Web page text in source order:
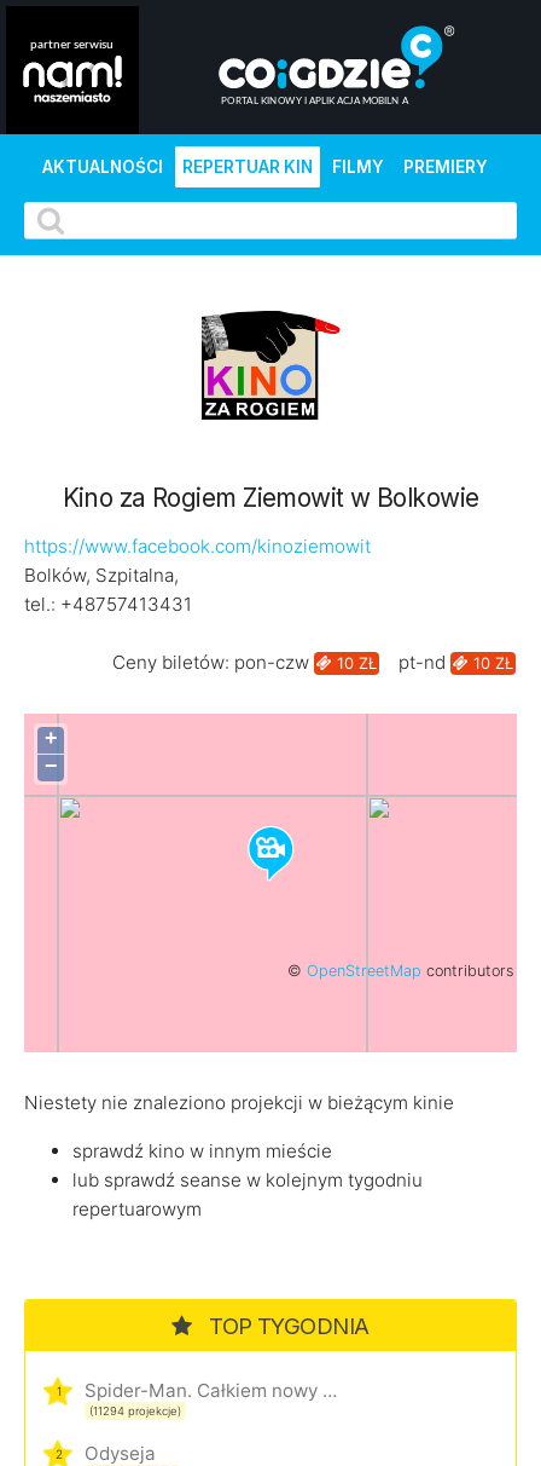
AKTUALNOŚCI REPERTUAR KIN FILMY PREMIERY
Kino za Rogiem Ziemowit w Bolkowie
https://www.facebook.com/kinoziemowit
Bolków, Szpitalna,
tel.: +48757413431
Ceny biletów: pon-czw 10 ZŁ pt-nd 10 ZŁ
+
−
© OpenStreetMap contributors
Niestety nie znaleziono projekcji w bieżącym kinie
sprawdź kino w innym mieście
lub sprawdź seanse w kolejnym tygodniu
repertuarowym
TOP TYGODNIA
1 Spider-Man. Całkiem nowy dzień
(11294 projekcje)
2 Odyseja